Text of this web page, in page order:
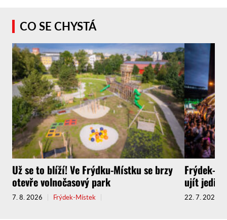
CO SE CHYSTÁ
Už se to blíží! Ve Frýdku-Místku se brzy
otevře volnočasový park
7. 8. 2026 Frýdek-Místek
Frýdek-
ujít
22. 7. 2026